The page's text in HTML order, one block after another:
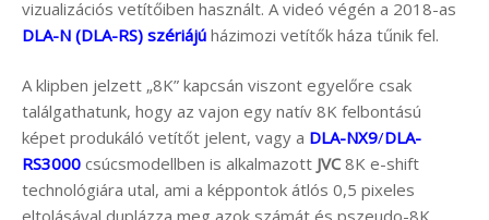
vizualizációs vetítőiben használt. A videó végén a 2018-as
DLA-N (DLA-RS) szériájú házimozi vetítők háza tűnik fel.
A klipben jelzett „8K” kapcsán viszont egyelőre csak
találgathatunk, hogy az vajon egy natív 8K felbontású
képet produkáló vetítőt jelent, vagy a DLA-NX9/DLA-
RS3000 csúcsmodellben is alkalmazott JVC8K e-shift
technológiára utal, ami a képpontok átlós 0,5 pixeles